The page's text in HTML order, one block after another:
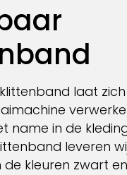
laat zich
name in de
leveren
kleuren zwart